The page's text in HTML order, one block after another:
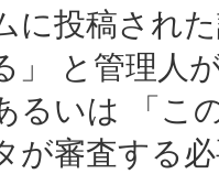
に投稿され
」 と管理人
るいは 「こ
が審査する